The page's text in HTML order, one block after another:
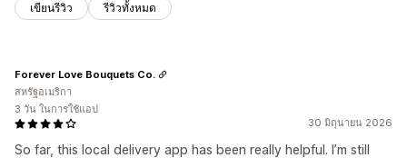
เขียนรีวิว รีวิวทั้งหมด
30 มิถุนายน 2026
So far, this local delivery app has been really helpful. I’m still
Forever Love Bouquets Co.
สหรัฐอเมริกา
3 วัน ในการใช้แอป